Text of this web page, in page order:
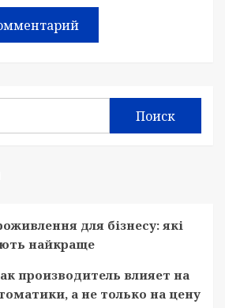
для бізнесу: які
найкраще
производитель влияет на
а не только на цену